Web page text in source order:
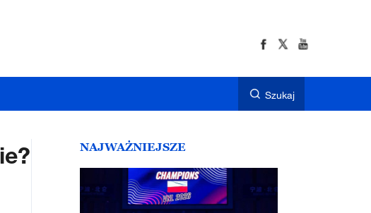
Szukaj
NAJWAŻNIEJSZE